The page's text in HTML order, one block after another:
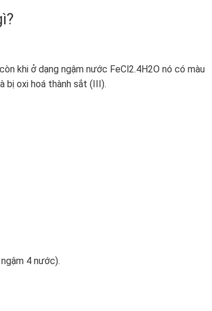
khi ở dạng ngậm nước FeCl2.4H2O nó có màu
bị oxi hoá thành sắt (III).
4 nước).